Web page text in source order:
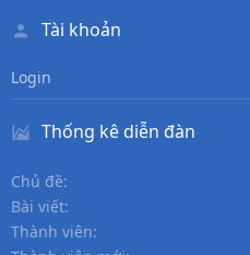
Tài khoản
Login
Thống kê diễn đàn
Chủ đề
Bài viết
Thành viên